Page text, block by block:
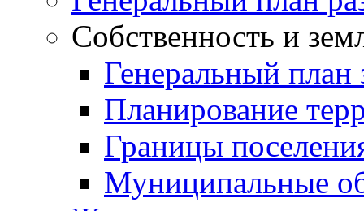
Собственность и
Генеральный план
Планирование
Границы
Муниципальные